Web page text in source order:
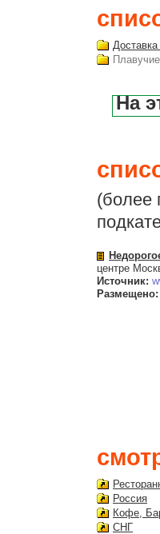
На
(более
центре
Источник:
Размещено:
Россия
Кофе,
СНГ